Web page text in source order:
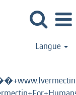
Langue